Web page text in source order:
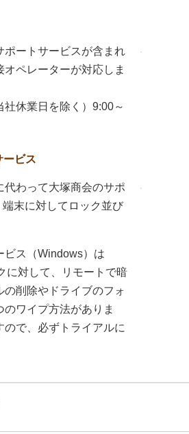
ポートサービスが含まれ
ペレーターが対応しま
休業日を除く）9:00～
ービス
わって大塚商会のサポ
末に対してロック並び
ビス（Windows）は
に対して、リモートで暗
削除やドライブのフォ
ワイプ方法がありま
で、必ずトライアルに